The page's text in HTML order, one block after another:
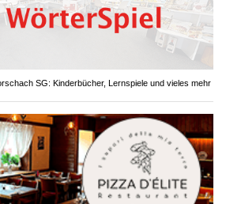
SG: Kinderbücher, Lernspiele und vieles mehr